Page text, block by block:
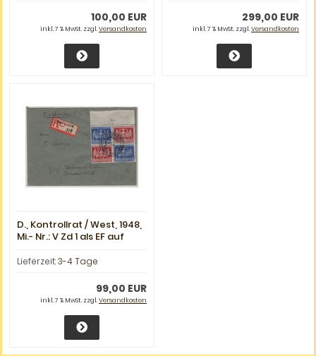
100,00 EUR
inkl. 7 % MwSt. zzgl.Versandkosten
299,00 EUR
inkl. 7 % MwSt. zzgl.Versandkosten
D., Kontrollrat / West, 1948,
Mi.- Nr.: V Zd 1 als EF auf
von Hannover-Laatzen
Lieferzeit:3-4 Tage
99,00 EUR
inkl. 7 % MwSt. zzgl.Versandkosten